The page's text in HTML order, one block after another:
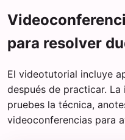
para resolver
El videotutorial incluye
después de practicar.
pruebes la técnica,
videoconferencias para